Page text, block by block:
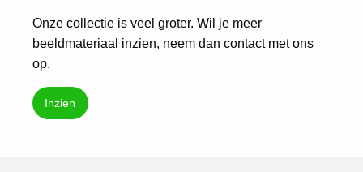
Onze collectie is veel groter. Wil je meer
beeldmateriaal inzien, neem dan contact met ons
op.
Inzien